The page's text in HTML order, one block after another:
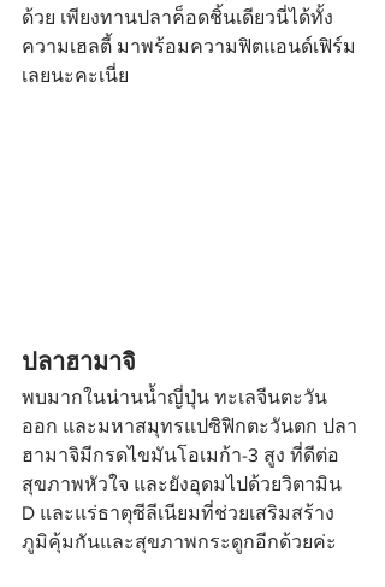
ด้วย เพียงทานปลาค็อดชิ้นเดียวนี่ได้ทั้ง
ความเฮลตี้ มาพร้อมความฟิตแอนด์เฟิร์ม
เลยนะคะเนี่ย
ปลาฮามาจิ
พบมากในน่านน้ำญี่ปุ่น ทะเลจีนตะวัน
ออก และมหาสมุทรแปซิฟิกตะวันตก ปลา
ฮามาจิมีกรดไขมันโอเมก้า-3 สูง ที่ดีต่อ
สุขภาพหัวใจ และยังอุดมไปด้วยวิตามิน
D และแร่ธาตุซีลีเนียมที่ช่วยเสริมสร้าง
ภูมิคุ้มกันและสุขภาพกระดูกอีกด้วยค่ะ